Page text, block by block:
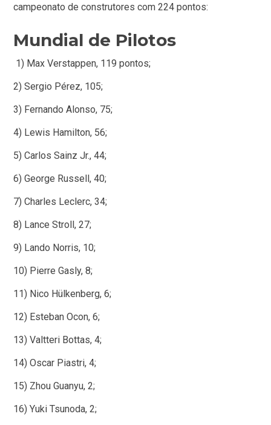
campeonato de construtores com 224 pontos:
Mundial de Pilotos
1) Max Verstappen, 119 pontos;
2) Sergio Pérez, 105;
3) Fernando Alonso, 75;
4) Lewis Hamilton, 56;
5) Carlos Sainz Jr., 44;
6) George Russell, 40;
7) Charles Leclerc, 34;
8) Lance Stroll, 27;
9) Lando Norris, 10;
10) Pierre Gasly, 8;
11) Nico Hülkenberg, 6;
12) Esteban Ocon, 6;
13) Valtteri Bottas, 4;
14) Oscar Piastri, 4;
15) Zhou Guanyu, 2;
16) Yuki Tsunoda, 2;